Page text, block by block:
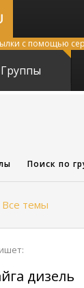
с помощью
Группы
Поиск по
Все темы
дизель